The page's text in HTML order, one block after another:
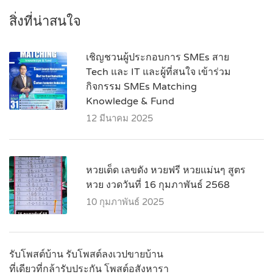
สิ่งที่น่าสนใจ
เชิญชวนผู้ประกอบการ SMEs สาย
Tech และ IT และผู้ที่สนใจ เข้าร่วม
กิจกรรม SMEs Matching
Knowledge & Fund
12 มีนาคม 2025
หวยเด็ด เลขดัง หวยฟรี หวยแม่นๆ สูตร
หวย งวดวันที่ 16 กุมภาพันธ์ 2568
10 กุมภาพันธ์ 2025
รับโพสต์บ้าน รับโพสต์ลงเวปขายบ้าน
ที่เดียวที่กล้ารับประกัน โพสต์อสังหารา